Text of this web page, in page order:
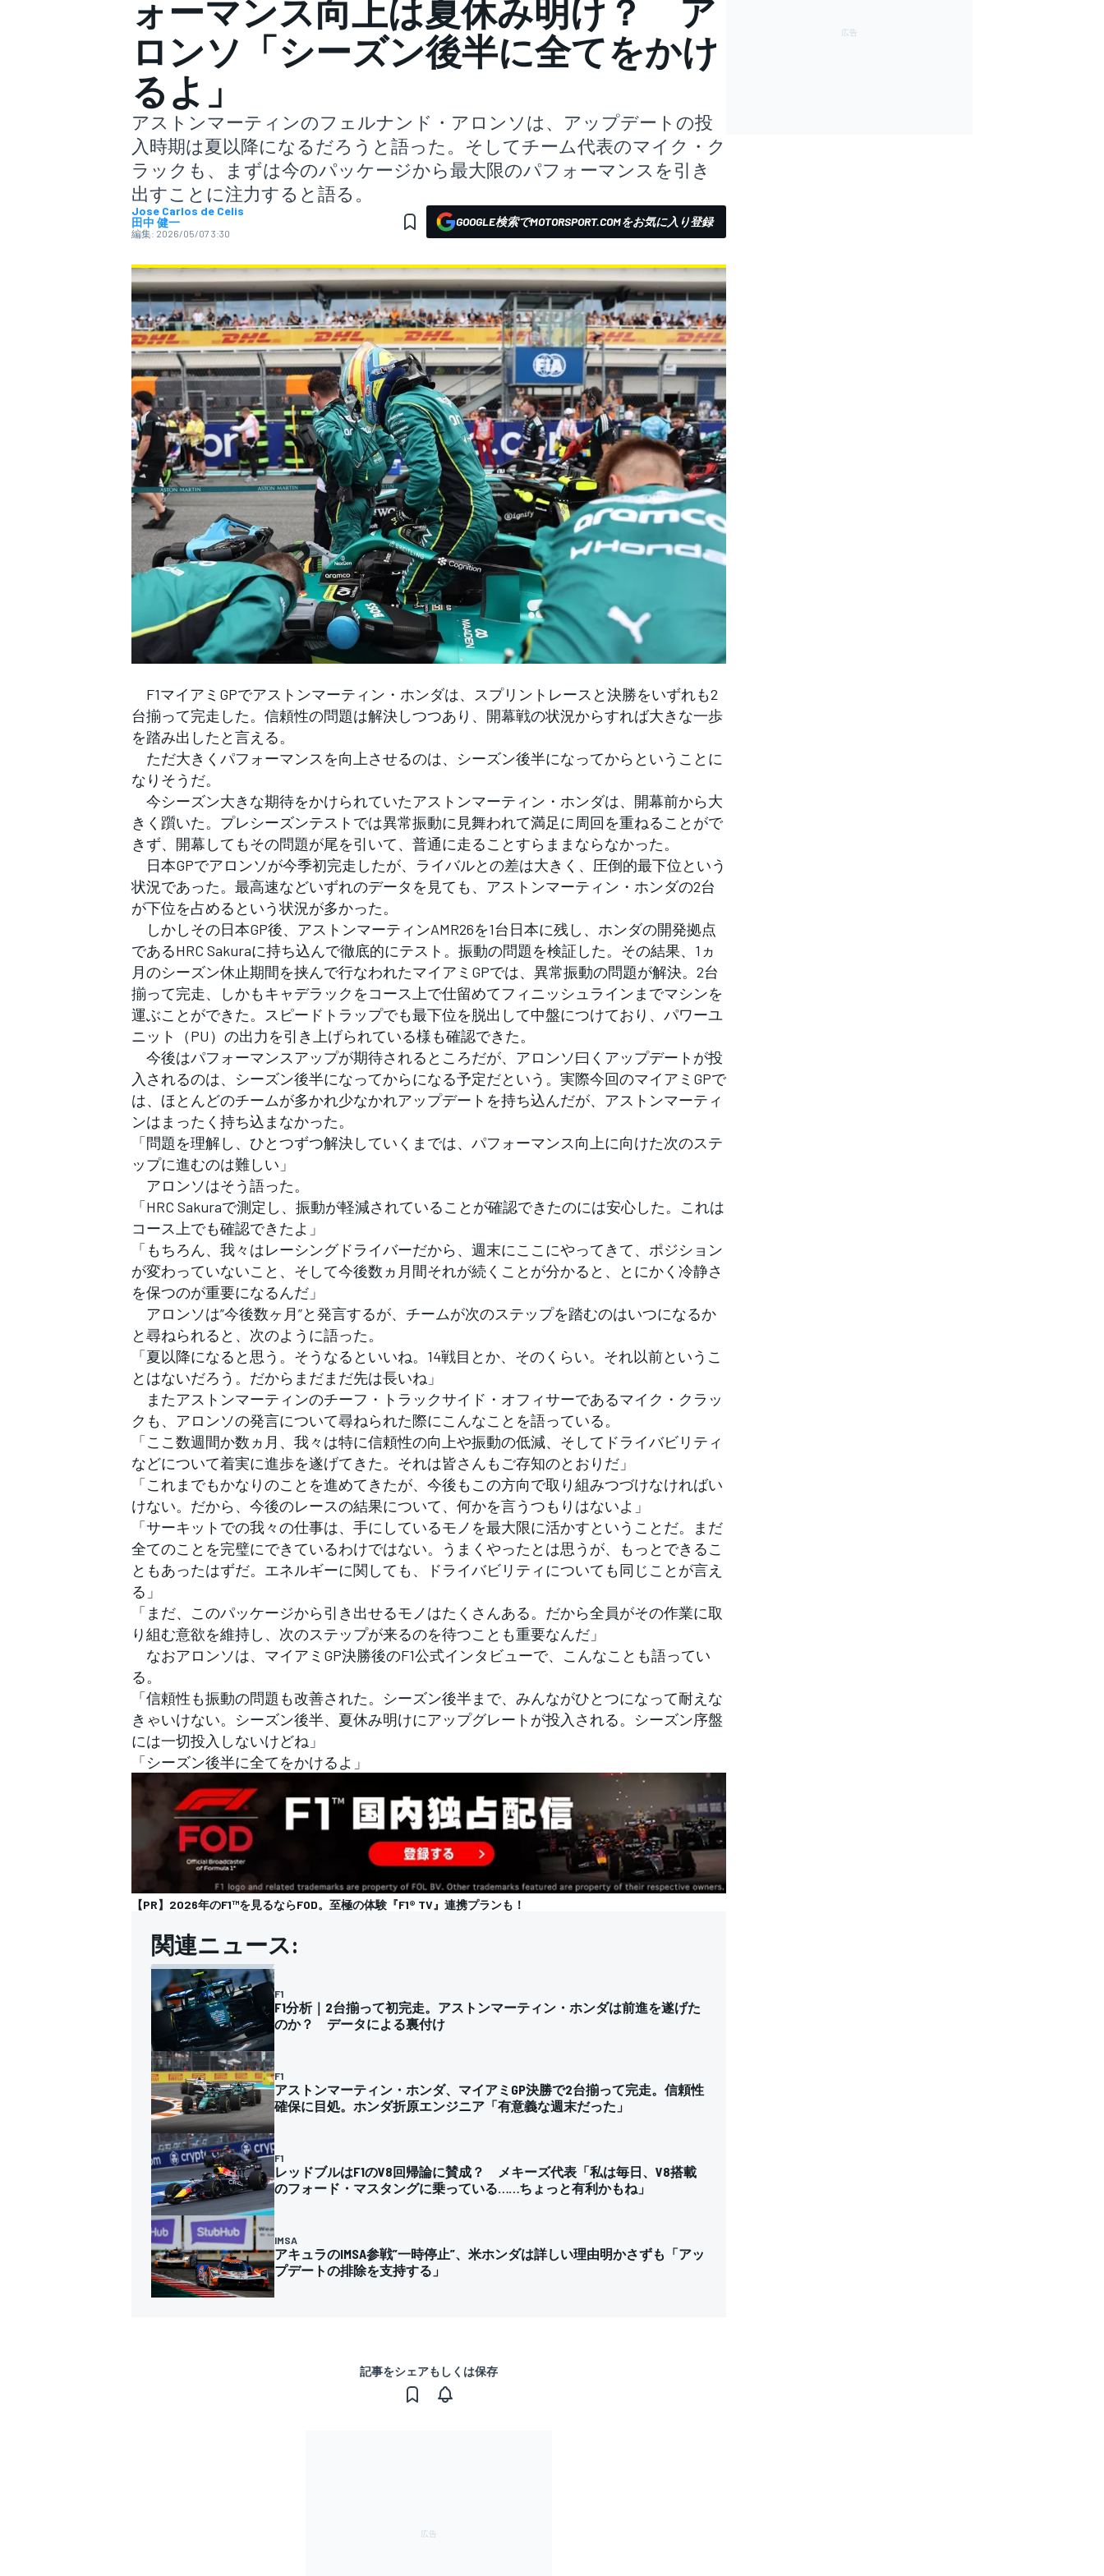
スーパーフォーミュラ
スーパーGT
WEC
フォーミュラE
すべてのカテゴリー
ォーマンス向上は夏休み明け？ ア
ロンソ「シーズン後半に全てをかけ
るよ」
アストンマーティンのフェルナンド・アロンソは、アップデートの投
入時期は夏以降になるだろうと語った。そしてチーム代表のマイク・ク
ラックも、まずは今のパッケージから最大限のパフォーマンスを引き
出すことに注力すると語る。
Jose Carlos de Celis
田中 健一
編集: 2026/05/07 3:30
GOOGLE検索でMOTORSPORT.COMをお気に入り登録
F1マイアミGPでアストンマーティン・ホンダは、スプリントレースと決勝をいずれも2
台揃って完走した。信頼性の問題は解決しつつあり、開幕戦の状況からすれば大きな一歩
を踏み出したと言える。
ただ大きくパフォーマンスを向上させるのは、シーズン後半になってからということに
なりそうだ。
今シーズン大きな期待をかけられていたアストンマーティン・ホンダは、開幕前から大
きく躓いた。プレシーズンテストでは異常振動に見舞われて満足に周回を重ねることがで
きず、開幕してもその問題が尾を引いて、普通に走ることすらままならなかった。
日本GPでアロンソが今季初完走したが、ライバルとの差は大きく、圧倒的最下位という
状況であった。最高速などいずれのデータを見ても、アストンマーティン・ホンダの2台
が下位を占めるという状況が多かった。
しかしその日本GP後、アストンマーティンAMR26を1台日本に残し、ホンダの開発拠点
であるHRC Sakuraに持ち込んで徹底的にテスト。振動の問題を検証した。その結果、1ヵ
月のシーズン休止期間を挟んで行なわれたマイアミGPでは、異常振動の問題が解決。2台
揃って完走、しかもキャデラックをコース上で仕留めてフィニッシュラインまでマシンを
運ぶことができた。スピードトラップでも最下位を脱出して中盤につけており、パワーユ
ニット（PU）の出力を引き上げられている様も確認できた。
今後はパフォーマンスアップが期待されるところだが、アロンソ曰くアップデートが投
入されるのは、シーズン後半になってからになる予定だという。実際今回のマイアミGPで
は、ほとんどのチームが多かれ少なかれアップデートを持ち込んだが、アストンマーティ
ンはまったく持ち込まなかった。
「問題を理解し、ひとつずつ解決していくまでは、パフォーマンス向上に向けた次のステ
ップに進むのは難しい」
アロンソはそう語った。
「HRC Sakuraで測定し、振動が軽減されていることが確認できたのには安心した。これは
コース上でも確認できたよ」
「もちろん、我々はレーシングドライバーだから、週末にここにやってきて、ポジション
が変わっていないこと、そして今後数ヵ月間それが続くことが分かると、とにかく冷静さ
を保つのが重要になるんだ」
アロンソは”今後数ヶ月”と発言するが、チームが次のステップを踏むのはいつになるか
と尋ねられると、次のように語った。
「夏以降になると思う。そうなるといいね。14戦目とか、そのくらい。それ以前というこ
とはないだろう。だからまだまだ先は長いね」
またアストンマーティンのチーフ・トラックサイド・オフィサーであるマイク・クラッ
クも、アロンソの発言について尋ねられた際にこんなことを語っている。
「ここ数週間か数ヵ月、我々は特に信頼性の向上や振動の低減、そしてドライバビリティ
などについて着実に進歩を遂げてきた。それは皆さんもご存知のとおりだ」
「これまでもかなりのことを進めてきたが、今後もこの方向で取り組みつづけなければい
けない。だから、今後のレースの結果について、何かを言うつもりはないよ」
「サーキットでの我々の仕事は、手にしているモノを最大限に活かすということだ。まだ
全てのことを完璧にできているわけではない。うまくやったとは思うが、もっとできるこ
ともあったはずだ。エネルギーに関しても、ドライバビリティについても同じことが言え
る」
「まだ、このパッケージから引き出せるモノはたくさんある。だから全員がその作業に取
り組む意欲を維持し、次のステップが来るのを待つことも重要なんだ」
なおアロンソは、マイアミGP決勝後のF1公式インタビューで、こんなことも語ってい
る。
「信頼性も振動の問題も改善された。シーズン後半まで、みんながひとつになって耐えな
きゃいけない。シーズン後半、夏休み明けにアップグレートが投入される。シーズン序盤
には一切投入しないけどね」
「シーズン後半に全てをかけるよ」
【PR】2026年のF1™︎を見るならFOD。至極の体験『F1® TV』連携プランも！
関連ニュース:
F1
F1分析｜2台揃って初完走。アストンマーティン・ホンダは前進を遂げた
のか？ データによる裏付け
F1
アストンマーティン・ホンダ、マイアミGP決勝で2台揃って完走。信頼性
確保に目処。ホンダ折原エンジニア「有意義な週末だった」
F1
レッドブルはF1のV8回帰論に賛成？ メキーズ代表「私は毎日、V8搭載
のフォード・マスタングに乗っている……ちょっと有利かもね」
IMSA
アキュラのIMSA参戦”一時停止”、米ホンダは詳しい理由明かさずも「アッ
プデートの排除を支持する」
記事をシェアもしくは保存